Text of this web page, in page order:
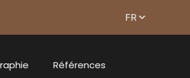
Références